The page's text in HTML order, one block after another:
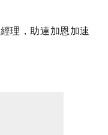
理，助連加恩加速